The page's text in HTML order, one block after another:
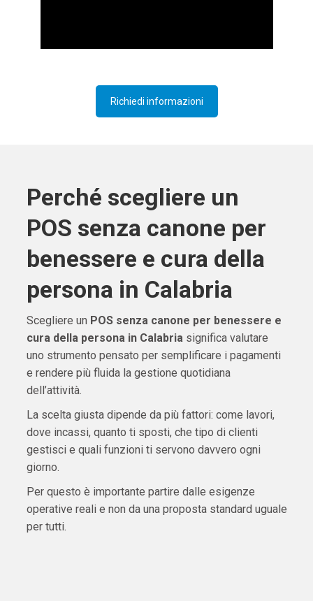
Richiedi informazioni
Perché scegliere un
POS senza canone per
benessere e cura della
persona in Calabria
Scegliere un POS senza canone per benessere e
cura della persona in Calabria significa valutare
uno strumento pensato per semplificare i pagamenti
e rendere più fluida la gestione quotidiana
dell’attività.
La scelta giusta dipende da più fattori: come lavori,
dove incassi, quanto ti sposti, che tipo di clienti
gestisci e quali funzioni ti servono davvero ogni
giorno.
Per questo è importante partire dalle esigenze
operative reali e non da una proposta standard uguale
per tutti.